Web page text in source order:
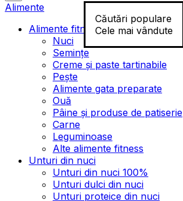
Căutări populare
Cele mai vândute
Alimente
Alimente fitness
Nuci
Semințe
Creme și paste tartinabile
Pește
Alimente gata preparate
Ouă
Pâine și produse de patiserie
Carne
Leguminoase
Alte alimente fitness
Unturi din nuci
Unturi din nuci 100%
Unturi dulci din nuci
Unturi proteice din nuci